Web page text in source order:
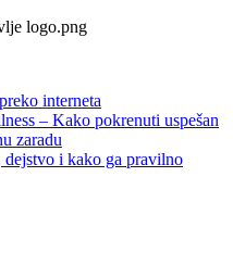
interneta
– Kako pokrenuti uspešan
zaradu
i kako ga pravilno